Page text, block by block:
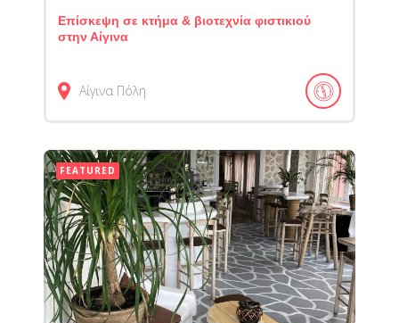
Επίσκεψη σε κτήμα & βιοτεχνία φιστικιού
στην Αίγινα
Αίγινα Πόλη
FEATURED